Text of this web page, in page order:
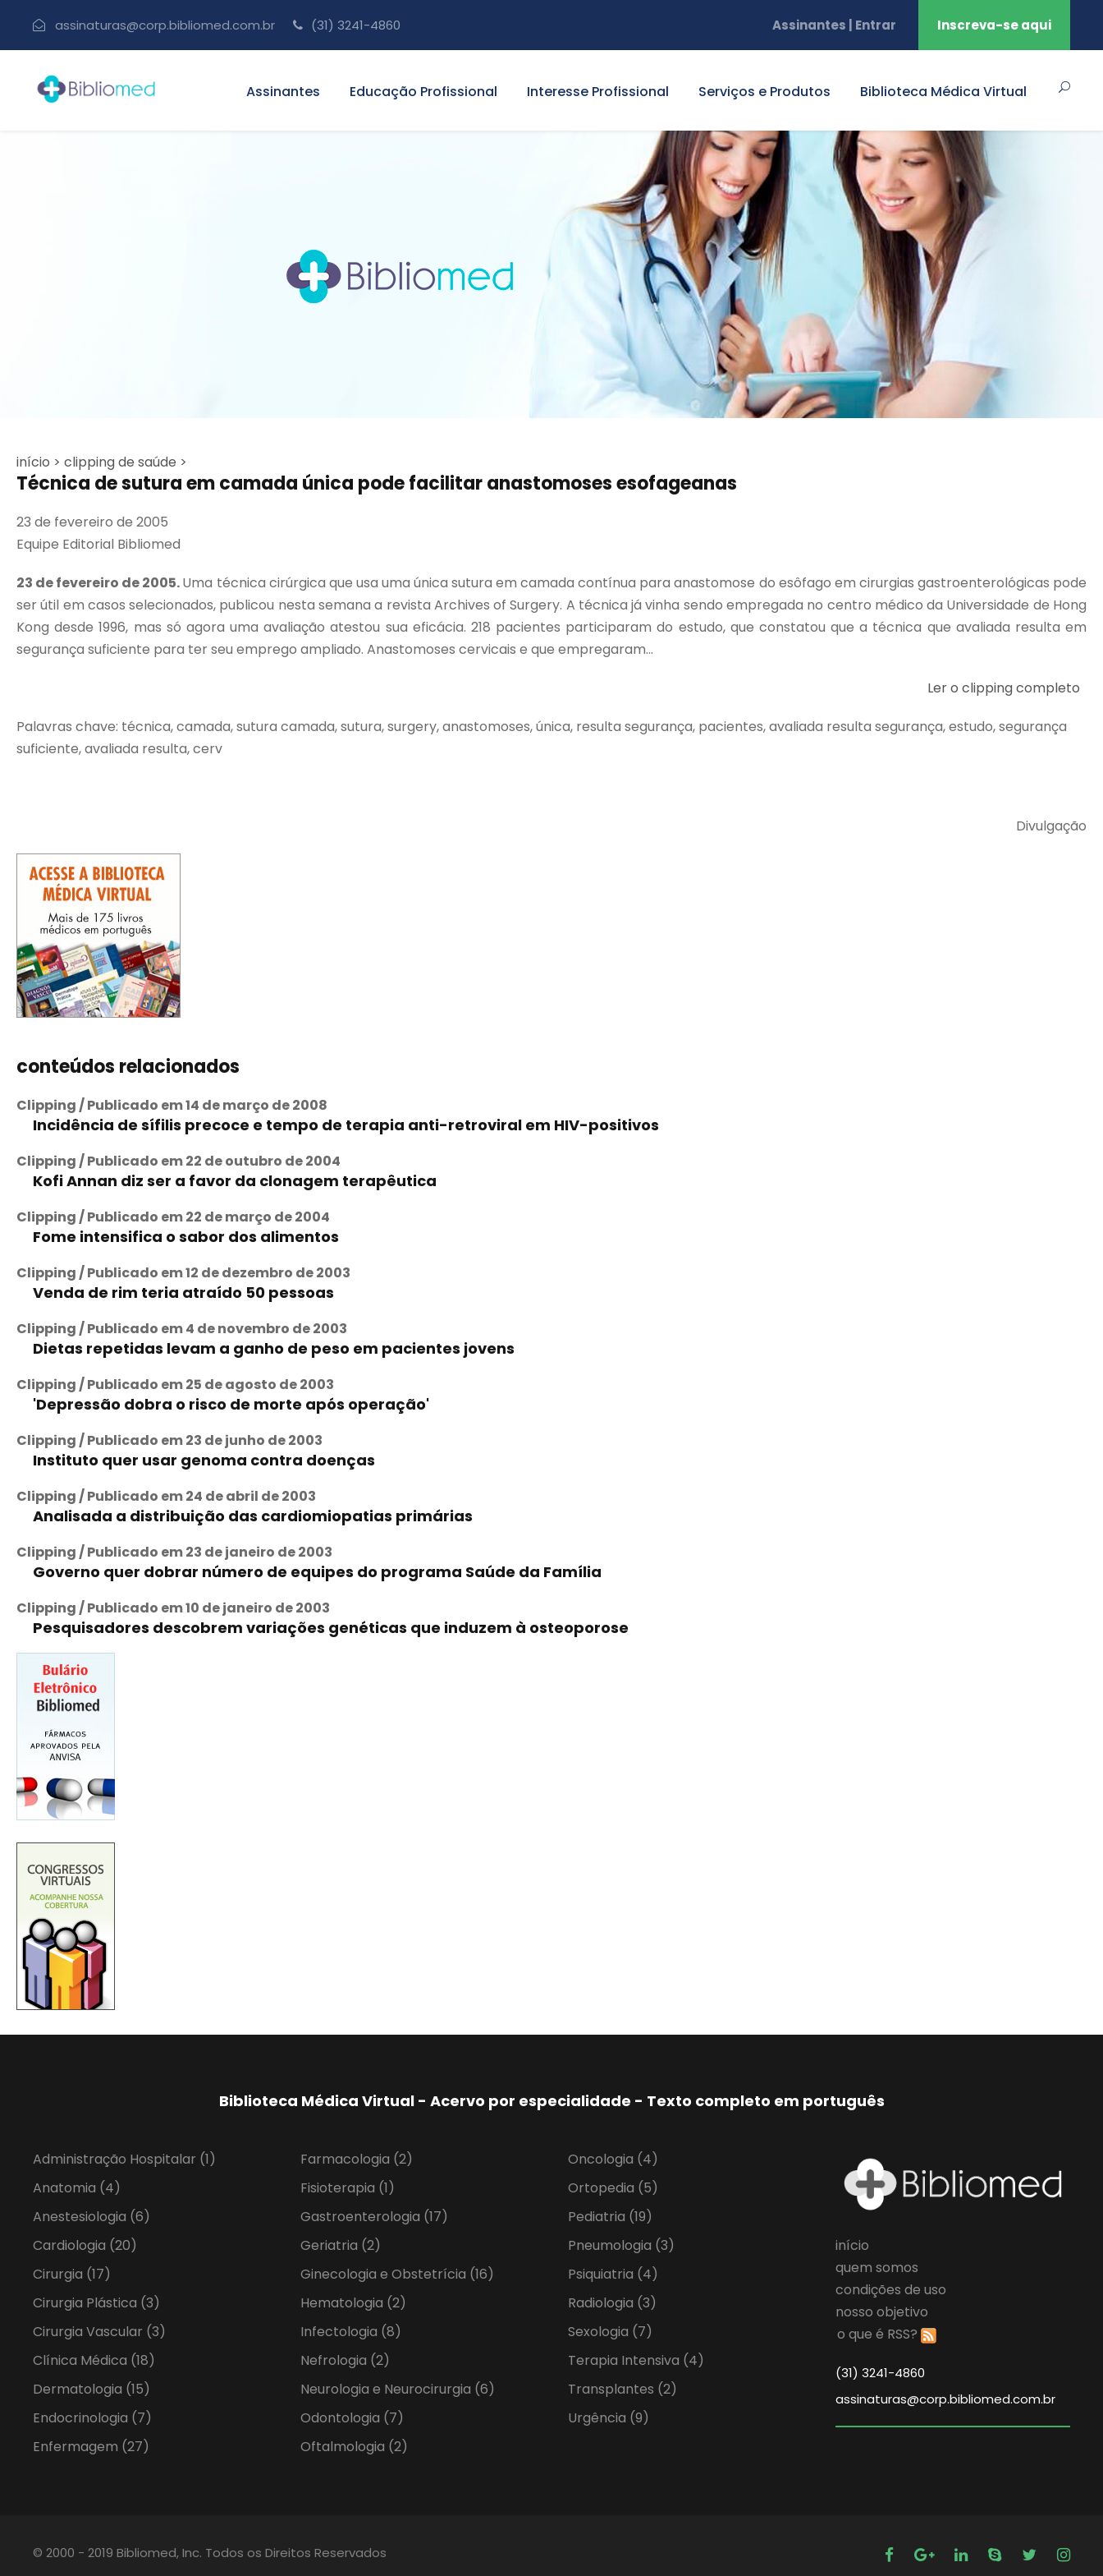
assinaturas@corp.bibliomed.com.br (31) 3241-4860 Assinantes | Entrar Inscreva-se aqui
Assinantes Educação Profissional Interesse Profissional Serviços e Produtos Biblioteca Médica Virtual
início > clipping de saúde >
Técnica de sutura em camada única pode facilitar anastomoses esofageanas
23 de fevereiro de 2005
Equipe Editorial Bibliomed
23 de fevereiro de 2005.Uma técnica cirúrgica que usa uma única sutura em camada contínua para anastomose do esôfago em cirurgias gastroenterológicas pode
ser útil em casos selecionados, publicou nesta semana a revista Archives of Surgery. A técnica já vinha sendo empregada no centro médico da Universidade de Hong
Kong desde 1996, mas só agora uma avaliação atestou sua eficácia. 218 pacientes participaram do estudo, que constatou que a técnica que avaliada resulta em
segurança suficiente para ter seu emprego ampliado. Anastomoses cervicais e que empregaram...
Ler o clipping completo
Palavras chave: técnica, camada, sutura camada, sutura, surgery, anastomoses, única, resulta segurança, pacientes, avaliada resulta segurança, estudo, segurança
suficiente, avaliada resulta, cerv
Divulgação
conteúdos relacionados
Clipping / Publicado em 14 de março de 2008
Incidência de sífilis precoce e tempo de terapia anti-retroviral em HIV-positivos
Clipping / Publicado em 22 de outubro de 2004
Kofi Annan diz ser a favor da clonagem terapêutica
Clipping / Publicado em 22 de março de 2004
Fome intensifica o sabor dos alimentos
Clipping / Publicado em 12 de dezembro de 2003
Venda de rim teria atraído 50 pessoas
Clipping / Publicado em 4 de novembro de 2003
Dietas repetidas levam a ganho de peso em pacientes jovens
Clipping / Publicado em 25 de agosto de 2003
'Depressão dobra o risco de morte após operação'
Clipping / Publicado em 23 de junho de 2003
Instituto quer usar genoma contra doenças
Clipping / Publicado em 24 de abril de 2003
Analisada a distribuição das cardiomiopatias primárias
Clipping / Publicado em 23 de janeiro de 2003
Governo quer dobrar número de equipes do programa Saúde da Família
Clipping / Publicado em 10 de janeiro de 2003
Pesquisadores descobrem variações genéticas que induzem à osteoporose
Biblioteca Médica Virtual - Acervo por especialidade - Texto completo em português
Administração Hospitalar (1)
Anatomia (4)
Anestesiologia (6)
Cardiologia (20)
Cirurgia (17)
Cirurgia Plástica (3)
Cirurgia Vascular (3)
Clínica Médica (18)
Dermatologia (15)
Endocrinologia (7)
Enfermagem (27)
Farmacologia (2)
Fisioterapia (1)
Gastroenterologia (17)
Geriatria (2)
Ginecologia e Obstetrícia (16)
Hematologia (2)
Infectologia (8)
Nefrologia (2)
Neurologia e Neurocirurgia (6)
Odontologia (7)
Oftalmologia (2)
Oncologia (4)
Ortopedia (5)
Pediatria (19)
Pneumologia (3)
Psiquiatria (4)
Radiologia (3)
Sexologia (7)
Terapia Intensiva (4)
Transplantes (2)
Urgência (9)
início
quem somos
condições de uso
nosso objetivo
o que é RSS?
(31) 3241-4860
assinaturas@corp.bibliomed.com.br
© 2000 - 2019 Bibliomed, Inc. Todos os Direitos Reservados